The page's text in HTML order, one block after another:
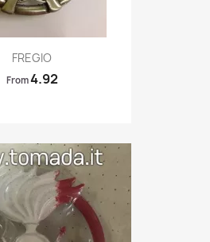
Quick view
FREGIO
From4.92